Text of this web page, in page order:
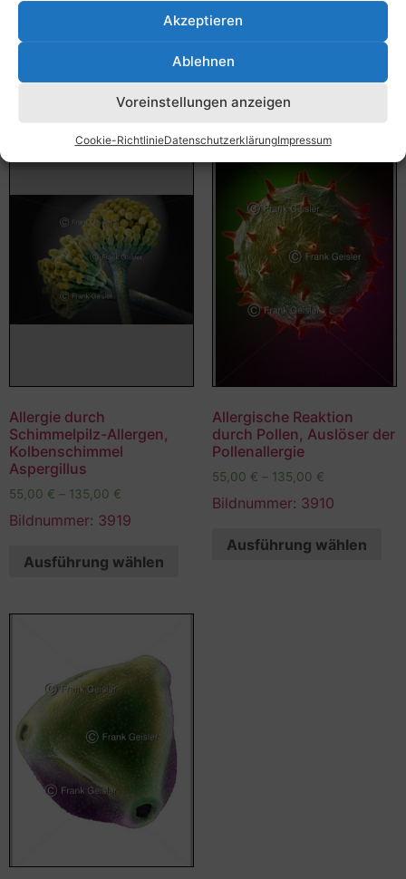
Akzeptieren
Ablehnen
Voreinstellungen anzeigen
Cookie-RichtlinieDatenschutzerklärungImpressum
Bildnummer: 3993
Ausführung wählen Ausführung wählen
Allergie durch
Schimmelpilz-Allergen,
Kolbenschimmel
Aspergillus
55,00 € – 135,00 €
Bildnummer: 3919
Ausführung wählen
Allergische Reaktion
durch Pollen, Auslöser der
Pollenallergie
55,00 € – 135,00 €
Bildnummer: 3910
Ausführung wählen